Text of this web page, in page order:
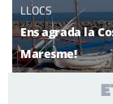
LLOCS
Ens agrada la
Maresme!